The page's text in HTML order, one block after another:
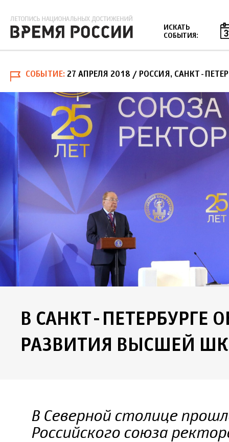
ИСКАТЬ
СОБЫТИЯ:
СОБЫТИЕ 27 АПРЕЛЯ 2018 / РОССИЯ, САНКТ-
В САНКТ-ПЕТЕРБУРГЕ
РАЗВИТИЯ ВЫСШЕЙ
В Северной столице
Российского союза